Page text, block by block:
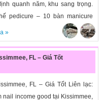
quanh năm, khu sang trọng.
pedicure – 10 bàn manicure
»
FL – Giá Tốt
FL – Giá Tốt Liên lạc:
nail income good tại Kissimmee,